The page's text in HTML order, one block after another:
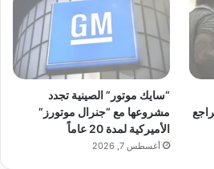
بعد تراجع
“سايك موتور” الصينية تجدد
مشروعها مع “جنرال موتورز”
الأميركية لمدة 20 عاماً
أغسطس 7, 2026